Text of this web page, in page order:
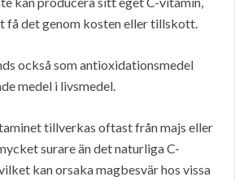
få det genom kosten eller tillskott.
också som antioxidationsmedel
medel i livsmedel.
tillverkas oftast från majs eller
surare än det naturliga C-
kan orsaka magbesvär hos vissa